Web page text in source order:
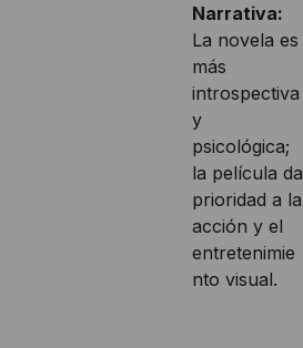
Narrativa:
La novela es
más
introspectiva
y
psicológica;
la película da
prioridad a la
acción y el
entretenimie
nto visual.